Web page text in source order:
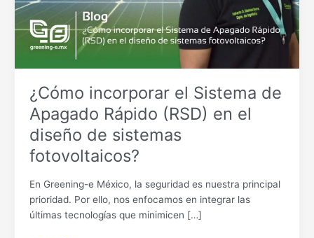
¿Cómo incorporar el Sistema de
Apagado Rápido (RSD) en el
diseño de sistemas
fotovoltaicos?
En Greening-e México, la seguridad es nuestra principal
prioridad. Por ello, nos enfocamos en integrar las
últimas tecnologías que minimicen […]
en
el
diseño
sistemas
fotovoltaicos?